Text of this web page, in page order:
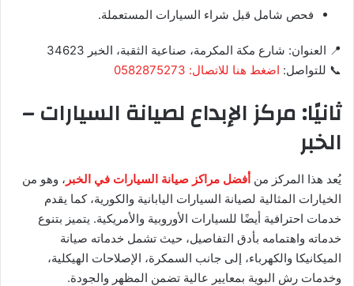
فحص شامل قبل شراء السيارات المستعملة.
📍 العنوان: شارع مكة المكرمة، صناعية الثقبة، الخبر 34623
📞 للتواصل: اضغط هنا للاتصال: 0582875273
ثانيًا: مركز الإبداع لصيانة السيارات –
الخبر
يُعد هذا المركز من أفضل مراكز صيانة السيارات في الخبر ، وهو من
الخيارات المثالية لصيانة السيارات اليابانية والكورية، كما يقدم
خدمات احترافية أيضًا للسيارات الأوروبية والأمريكية. يتميز بتنوع
خدماته واهتمامه بأدق التفاصيل، حيث تشمل خدماته صيانة
الميكانيكا والكهرباء، إلى جانب السمكرة، الإصلاحات الهيكلية،
وخدمات رش البوية بمعايير عالية تضمن المظهر والجودة.